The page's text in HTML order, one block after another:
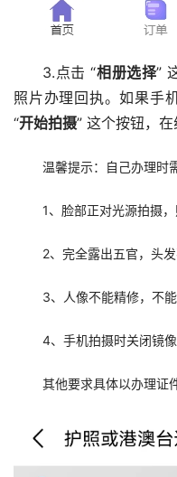
3.点击 “相册选择”
照片办理回执。如果手
“开始拍摄” 这个按钮，在
温馨提示：自己办理时
1、脸部正对光源拍摄
2、完全露出五官，头
3、人像不能精修，不
4、手机拍摄时关闭镜像
其他要求具体以办理证